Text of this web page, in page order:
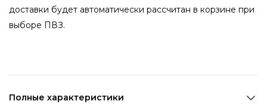
доставки будет автоматически рассчитан в корзине при
выборе ПВЗ.
Полные характеристики